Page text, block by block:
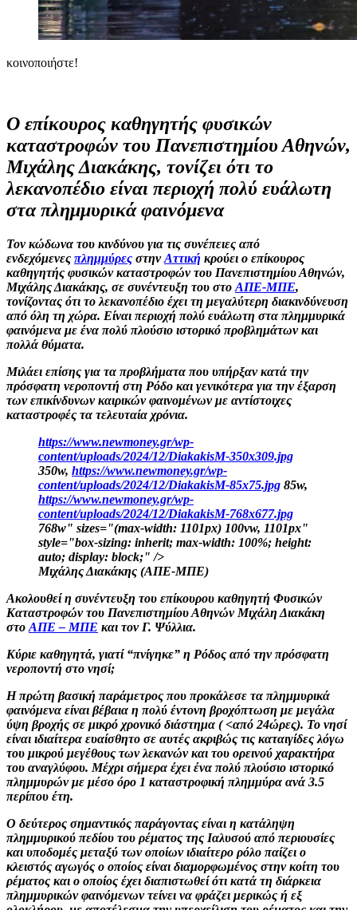
κοινοποιήστε!
Ο επίκουρος καθηγητής φυσικών
καταστροφών του Πανεπιστημίου Αθηνών,
Μιχάλης Διακάκης, τονίζει ότι το
λεκανοπέδιο είναι περιοχή πολύ ευάλωτη
στα πλημμυρικά φαινόμενα
Τον κώδωνα του κινδύνου για τις συνέπειες από
ενδεχόμενες πλημμύρες στηνΑττική κρούει ο επίκουρος
καθηγητής φυσικών καταστροφών του Πανεπιστημίου Αθηνών,
Μιχάλης Διακάκης, σε συνέντευξη του στο ΑΠΕ-ΜΠΕ,
τονίζοντας ότι το λεκανοπέδιο έχει τη μεγαλύτερη διακινδύνευση
από όλη τη χώρα. Είναι περιοχή πολύ ευάλωτη στα πλημμυρικά
φαινόμενα με ένα πολύ πλούσιο ιστορικό προβλημάτων και
πολλά θύματα.
Μιλάει επίσης για τα προβλήματα που υπήρξαν κατά την
πρόσφατη νεροποντή στη Ρόδο και γενικότερα για την έξαρση
των επικίνδυνων καιρικών φαινομένων με αντίστοιχες
καταστροφές τα τελευταία χρόνια.
https://www.newmoney.gr/wp-
content/uploads/2024/12/DiakakisM-350x309.jpg
350w, https://www.newmoney.gr/wp-
content/uploads/2024/12/DiakakisM-85x75.jpg 85w,
https://www.newmoney.gr/wp-
content/uploads/2024/12/DiakakisM-768x677.jpg
768w" sizes="(max-width: 1101px) 100vw, 1101px"
style="box-sizing: inherit; max-width: 100%; height:
auto; display: block;" />
Μιχάλης Διακάκης (ΑΠΕ-ΜΠΕ)
Ακολουθεί η συνέντευξη του επίκουρου καθηγητή Φυσικών
Καταστροφών του Πανεπιστημίου Αθηνών Μιχάλη Διακάκη
στο ΑΠΕ – ΜΠΕ και τον Γ. Ψύλλια.
Κύριε καθηγητά, γιατί “πνίγηκε” η Ρόδος από την πρόσφατη
νεροποντή στο νησί;
Η πρώτη βασική παράμετρος που προκάλεσε τα πλημμυρικά
φαινόμενα είναι βέβαια η πολύ έντονη βροχόπτωση με μεγάλα
ύψη βροχής σε μικρό χρονικό διάστημα ( <από 24ώρες). Το νησί
είναι ιδιαίτερα ευαίσθητο σε αυτές ακριβώς τις καταιγίδες λόγω
του μικρού μεγέθους των λεκανών και του ορεινού χαρακτήρα
του αναγλύφου. Μέχρι σήμερα έχει ένα πολύ πλούσιο ιστορικό
πλημμυρών με μέσο όρο 1 καταστροφική πλημμύρα ανά 3.5
περίπου έτη.
Ο δεύτερος σημαντικός παράγοντας είναι η κατάληψη
πλημμυρικού πεδίου του ρέματος της Ιαλυσού από περιουσίες
και υποδομές μεταξύ των οποίων ιδιαίτερο ρόλο παίζει ο
κλειστός αγωγός ο οποίος είναι διαμορφωμένος στην κοίτη του
ρέματος και ο οποίος έχει διαπιστωθεί ότι κατά τη διάρκεια
πλημμυρικών φαινόμενων τείνει να φράζει μερικώς ή εξ